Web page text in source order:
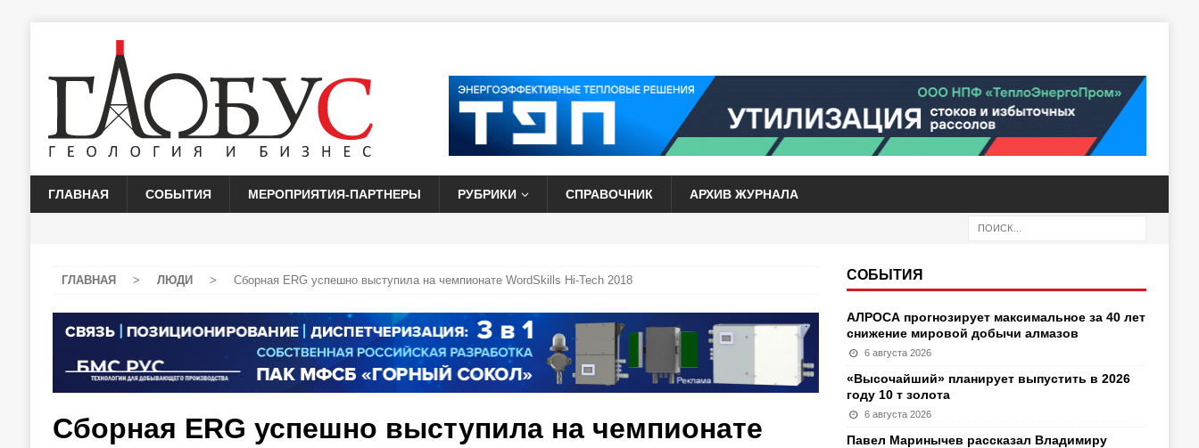
ГЛАВНАЯ СОБЫТИЯ МЕРОПРИЯТИЯ-ПАРТНЕРЫ РУБРИКИ СПРАВОЧНИК АРХИВ ЖУРНАЛА
ГЛАВНАЯ > ЛЮДИ > Сборная ERG успешно выступила на чемпионате WordSkills Hi-Tech 2018
Сборная ERG успешно выступила на чемпионате
СОБЫТИЯ
АЛРОСА прогнозирует максимальное за 40 лет
снижение мировой добычи алмазов
6 августа 2026
«Высочайший» планирует выпустить в 2026
году 10 т золота
6 августа 2026
Павел Маринычев рассказал Владимиру